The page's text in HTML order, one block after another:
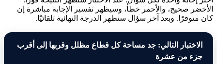
الأخضر صحيح، والأحمر خطأ، وسيظهر تفسير الإجابة مباشرة إن
كان متوفرًا. وبعد آخر سؤال ستظهر الدرجة النهائية تلقائيًا.
الاختبار التالي: جد مساحة كل قطاع مظلل وقربها إلى أقرب
جزء من عشرة